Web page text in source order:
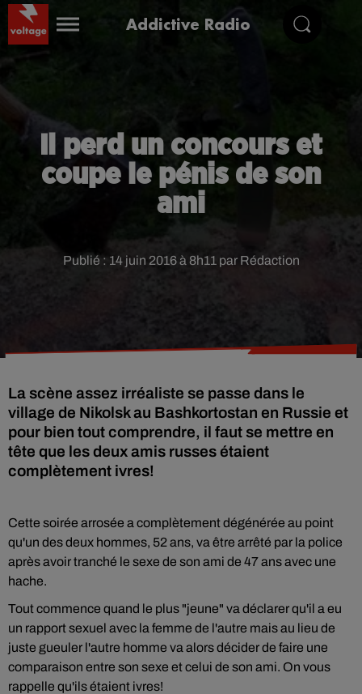
Addictive Radio
Il perd un concours et
coupe le pénis de son
ami
Publié : 14 juin 2016 à 8h11 par Rédaction
La scène assez irréaliste se passe dans le
village de Nikolsk au Bashkortostan en Russie et
pour bien tout comprendre, il faut se mettre en
tête que les deux amis russes étaient
complètement ivres!
Cette soirée arrosée a complètement dégénérée au point
qu'un des deux hommes, 52 ans, va être arrêté par la police
après avoir tranché le sexe de son ami de 47 ans avec une
hache.
Tout commence quand le plus "jeune" va déclarer qu'il a eu
un rapport sexuel avec la femme de l'autre mais au lieu de
juste gueuler l'autre homme va alors décider de faire une
comparaison entre son sexe et celui de son ami. On vous
rappelle qu'ils étaient ivres!